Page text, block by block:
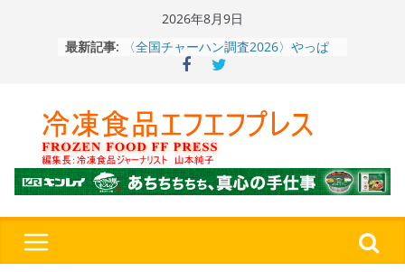
2026年8月9日
最新記事:
りお米メニュー人気1位はチャーハン
～ニチレイフーズ調べ
から新ブランド『ニップン、彩りごは
ん。』～”おいしさ”をアピール
餃子キャラ”ぎょざ・ぎょざお”POPUP
ストアで作者にご挨拶、新作”れいと
うこ～こ～”を知る
「CHEESE WONDER」5周年～夏に限
定さわやかフレーバー「CHEESE